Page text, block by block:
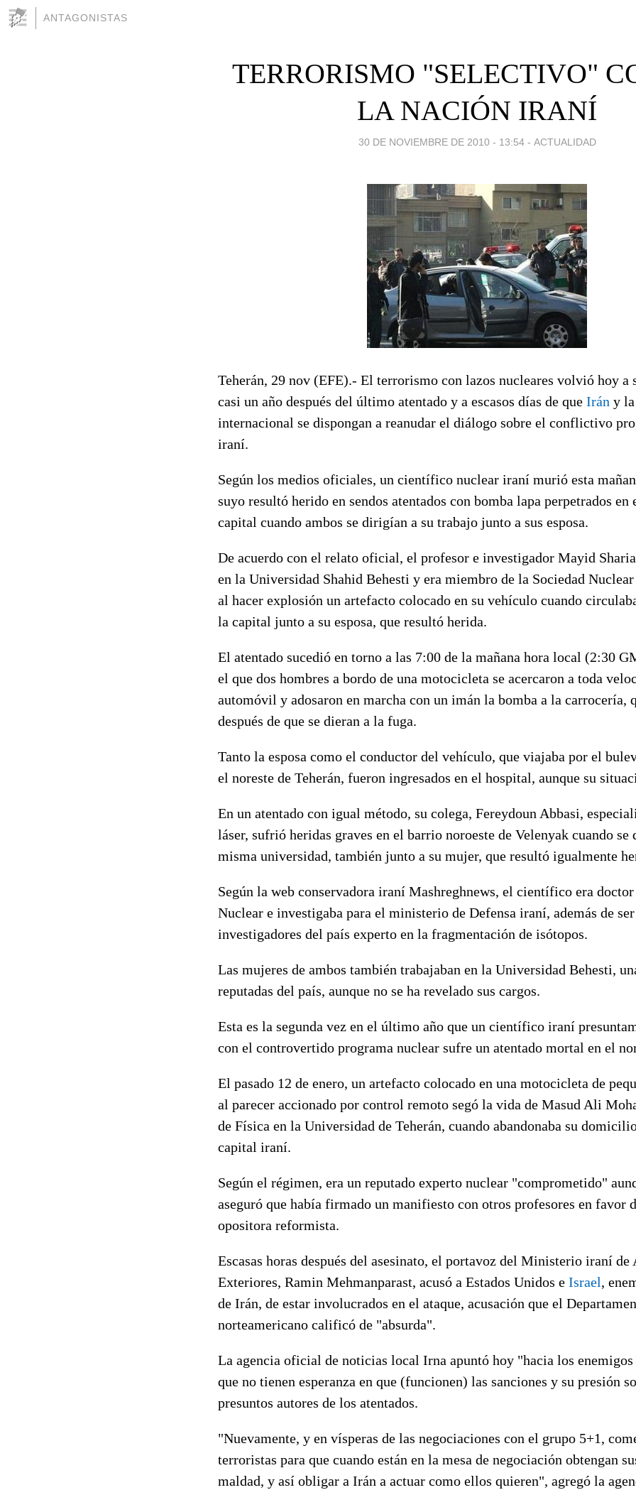
ANTAGONISTAS
TERRORISMO "SELECTIVO"
LA NACIÓN IRANÍ
30 DE NOVIEMBRE DE 2010 - 13:54 - ACTUALIDAD
Teherán, 29 nov (EFE).- El terrorismo con lazos nucleares volvió hoy a
casi un año después del último atentado y a escasos días de que Irán y
internacional se dispongan a reanudar el diálogo sobre el conflictivo
iraní.
Según los medios oficiales, un científico nuclear iraní murió esta
suyo resultó herido en sendos atentados con bomba lapa perpetrados en
capital cuando ambos se dirigían a su trabajo junto a sus esposa.
De acuerdo con el relato oficial, el profesor e investigador Mayid
en la Universidad Shahid Behesti y era miembro de la Sociedad
al hacer explosión un artefacto colocado en su vehículo cuando
la capital junto a su esposa, que resultó herida.
El atentado sucedió en torno a las 7:00 de la mañana hora local (2:30
el que dos hombres a bordo de una motocicleta se acercaron a toda
automóvil y adosaron en marcha con un imán la bomba a la carrocería,
después de que se dieran a la fuga.
Tanto la esposa como el conductor del vehículo, que viajaba por el
el noreste de Teherán, fueron ingresados en el hospital, aunque su
En un atentado con igual método, su colega, Fereydoun Abbasi,
láser, sufrió heridas graves en el barrio noroeste de Velenyak cuando se
misma universidad, también junto a su mujer, que resultó igualmente
Según la web conservadora iraní Mashreghnews, el científico era
Nuclear e investigaba para el ministerio de Defensa iraní, además de
investigadores del país experto en la fragmentación de isótopos.
Las mujeres de ambos también trabajaban en la Universidad Behesti,
reputadas del país, aunque no se ha revelado sus cargos.
Esta es la segunda vez en el último año que un científico iraní
con el controvertido programa nuclear sufre un atentado mortal en el
El pasado 12 de enero, un artefacto colocado en una motocicleta de
al parecer accionado por control remoto segó la vida de Masud Ali
de Física en la Universidad de Teherán, cuando abandonaba su
capital iraní.
Según el régimen, era un reputado experto nuclear "comprometido"
aseguró que había firmado un manifiesto con otros profesores en favor
opositora reformista.
Escasas horas después del asesinato, el portavoz del Ministerio iraní de
Exteriores, Ramin Mehmanparast, acusó a Estados Unidos e Israel,
de Irán, de estar involucrados en el ataque, acusación que el
norteamericano calificó de "absurda".
La agencia oficial de noticias local Irna apuntó hoy "hacia los
que no tienen esperanza en que (funcionen) las sanciones y su presión
presuntos autores de los atentados.
"Nuevamente, y en vísperas de las negociaciones con el grupo 5+1,
terroristas para que cuando están en la mesa de negociación obtengan
maldad, y así obligar a Irán a actuar como ellos quieren", agregó la